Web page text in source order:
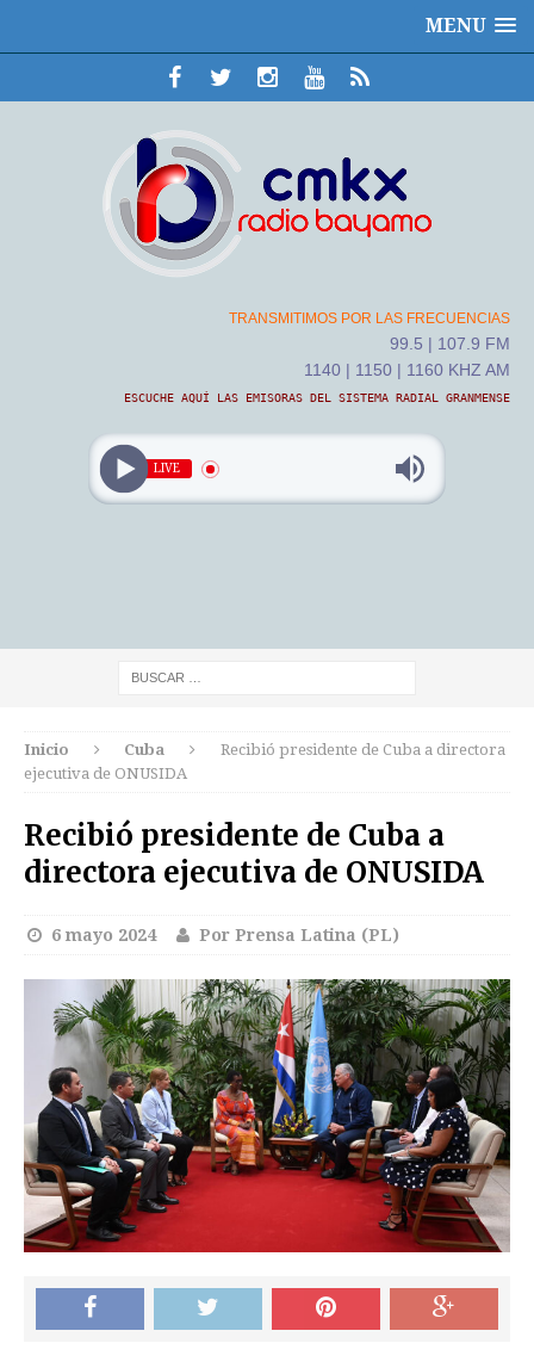
MENU
TRANSMITIMOS POR LAS FRECUENCIAS
99.5 | 107.9 FM
1140 | 1150 | 1160 KHZ AM
ESCUCHE AQUÍ LAS EMISORAS DEL SISTEMA RADIAL GRANMENSE
LIVE
Inicio Cuba
Recibió presidente de Cuba a directora
ejecutiva de ONUSIDA
Recibió presidente de Cuba a
directora ejecutiva de ONUSIDA
6 mayo 2024 Por Prensa Latina (PL)